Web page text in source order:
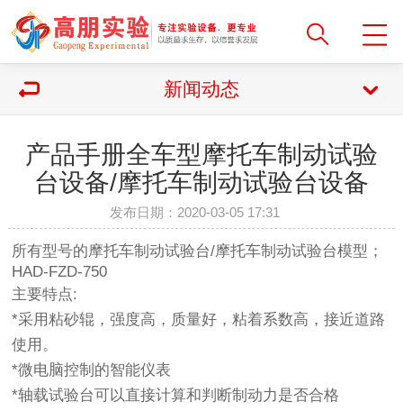
新闻动态
产品手册全车型摩托车制动试验
台设备/摩托车制动试验台设备
发布日期：2020-03-05 17:31
所有型号的摩托车制动试验台/摩托车制动试验台模型；
HAD-FZD-750
主要特点:
*采用粘砂辊，强度高，质量好，粘着系数高，接近道路
使用。
*微电脑控制的智能仪表
*轴载试验台可以直接计算和判断制动力是否合格